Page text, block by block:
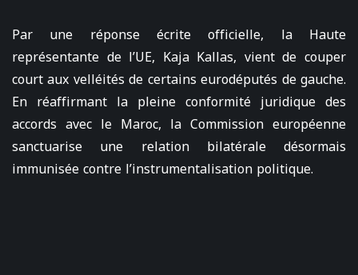
Par une réponse écrite officielle, la Haute
représentante de l’UE, Kaja Kallas, vient de couper
court aux velléités de certains eurodéputés de gauche.
En réaffirmant la pleine conformité juridique des
accords avec le Maroc, la Commission européenne
sanctuarise une relation bilatérale désormais
immunisée contre l’instrumentalisation politique.